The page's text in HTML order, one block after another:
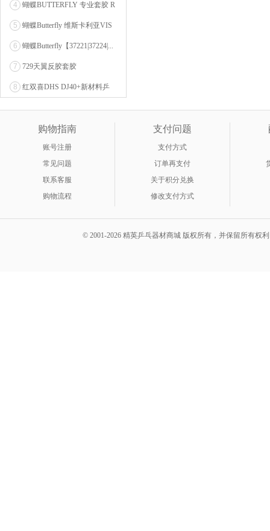
4
蝴蝶BUTTERFLY 专业套胶 R
5
蝴蝶Butterfly 维斯卡利亚VIS
6
蝴蝶Butterfly【37221|37224|...
7 729天翼反胶套胶
8
红双喜DHS DJ40+新材料乒
乓球 WTT系列...
购物指南
账号注册
常见问题
联系客服
购物流程
支付问题
支付方式
订单再支付
关于积分兑换
修改支付方式
© 2001-2026 精英乒乓器材商城 版权所有，并保留所有权